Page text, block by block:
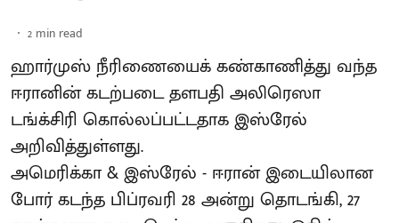
2 min read
ஹார்முஸ் நீரிணையைக் கண்காணித்து வந்த
ஈரானின் கடற்படை தளபதி அலிரெஸா
டங்க்சிரி கொல்லப்பட்டதாக இஸ்ரேல்
அறிவித்துள்ளது.
அமெரிக்கா & இஸ்ரேல் - ஈரான் இடையிலான
போர் கடந்த பிப்ரவரி 28 அன்று தொடங்கி, 27